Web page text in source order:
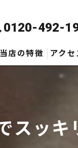
0120-492-
当店の特徴
交換
アクセ
スッキ